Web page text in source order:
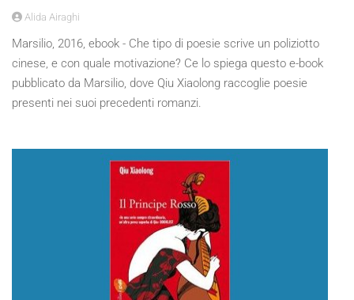
Alida Airaghi
Marsilio, 2016, ebook - Che tipo di poesie scrive un poliziotto
cinese, e con quale motivazione? Ce lo spiega questo e-book
pubblicato da Marsilio, dove Qiu Xiaolong raccoglie poesie
presenti nei suoi precedenti romanzi.